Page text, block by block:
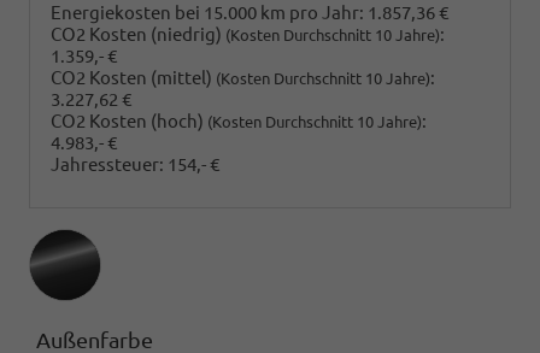
Energiekosten bei 15.000 km pro Jahr: 1.857,36 €
CO2 Kosten (niedrig) (Kosten Durchschnitt 10 Jahre):
1.359,- €
CO2 Kosten (mittel) (Kosten Durchschnitt 10 Jahre):
3.227,62 €
CO2 Kosten (hoch) (Kosten Durchschnitt 10 Jahre):
4.983,- €
Jahressteuer: 154,- €
Außenfarbe